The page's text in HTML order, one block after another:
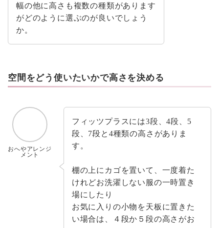
幅の他に高さも複数の種類があります
がどのように選ぶのが良いでしょう
か。
空間をどう使いたいかで高さを決める
おへやアレンジ
メント
フィッツプラスには3段、4段、5
段、7段と4種類の高さがありま
す。
棚の上にカゴを置いて、一度着た
けれどお洗濯しない服の一時置き
場にしたり
お気に入りの小物を天板に置きた
い場合は、４段か５段の高さがお